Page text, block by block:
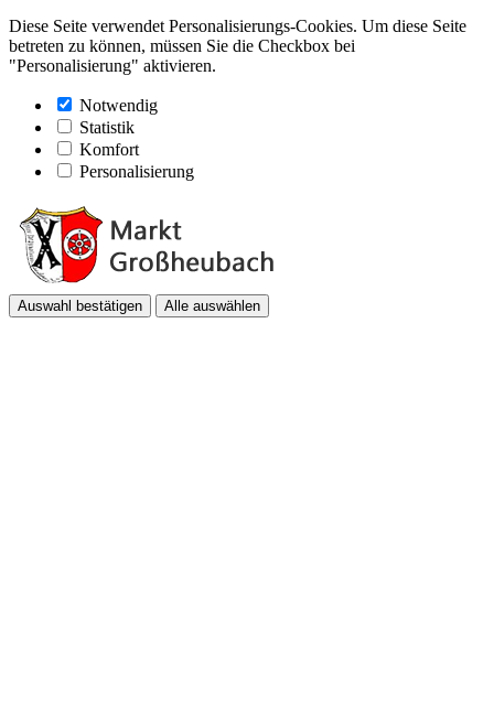
Diese Seite verwendet Personalisierungs-Cookies. Um diese Seite
betreten zu können, müssen Sie die Checkbox bei
"Personalisierung" aktivieren.
Notwendig
Statistik
Komfort
Personalisierung
Auswahl bestätigen Alle auswählen